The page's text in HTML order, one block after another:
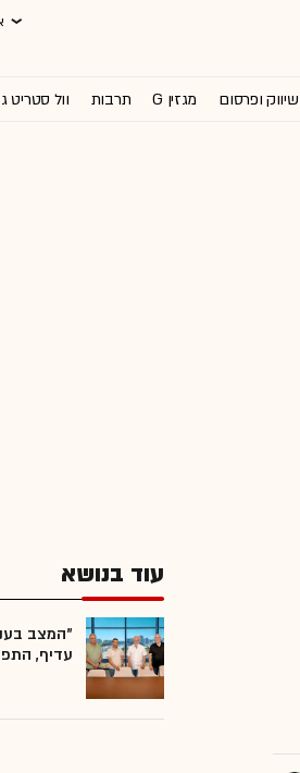
שיווק ופרסום מגזין G תרבות וול סטריט
עוד בנושא
"המצב
עדיף,